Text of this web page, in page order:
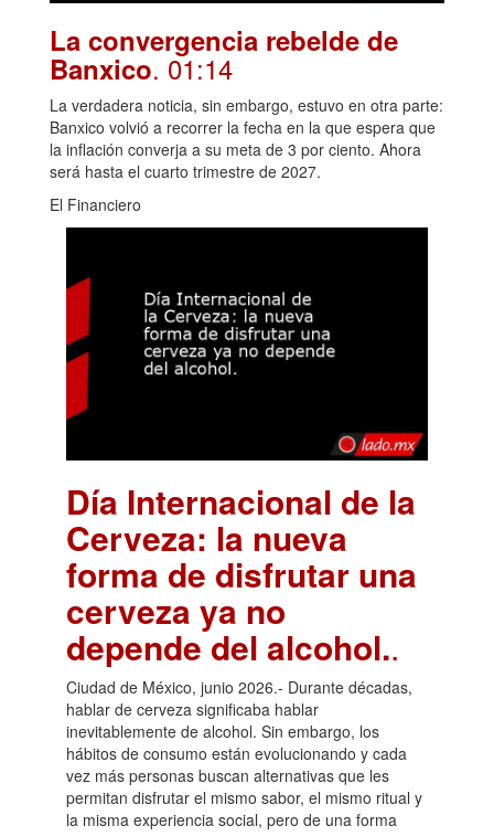
La convergencia rebelde de
Banxico. 01:14
La verdadera noticia, sin embargo, estuvo en otra parte:
Banxico volvió a recorrer la fecha en la que espera que
la inflación converja a su meta de 3 por ciento. Ahora
será hasta el cuarto trimestre de 2027.
El Financiero
Día Internacional de la
Cerveza: la nueva
forma de disfrutar una
cerveza ya no
depende del alcohol..
Ciudad de México, junio 2026.- Durante décadas,
hablar de cerveza significaba hablar
inevitablemente de alcohol. Sin embargo, los
hábitos de consumo están evolucionando y cada
vez más personas buscan alternativas que les
permitan disfrutar el mismo sabor, el mismo ritual y
la misma experiencia social, pero de una forma